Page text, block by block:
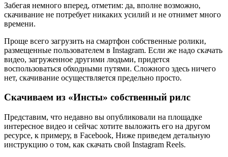
Забегая немного вперед, отметим: да, вполне возможно,
скачивание не потребует никаких усилий и не отнимет много
времени.
Проще всего загрузить на смартфон собственные ролики,
размещенные пользователем в Instagram. Если же надо скачать
видео, загруженное другими людьми, придется
воспользоваться обходными путями. Сложного здесь ничего
нет, скачивание осуществляется предельно просто.
Скачиваем из «Инсты» собственный рилс
Представим, что недавно вы опубликовали на площадке
интересное видео и сейчас хотите выложить его на другом
ресурсе, к примеру, в Facebook, Ниже приведем детальную
инструкцию о том, как скачать свой Instagram Reels.